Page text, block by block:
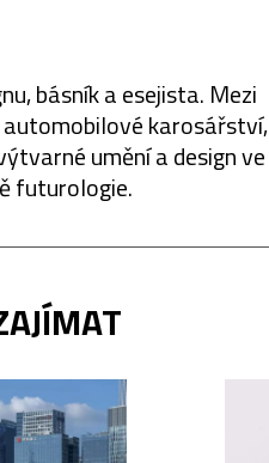
básník a esejista. Mezi
karosářství,
umění a design ve
futurologie.